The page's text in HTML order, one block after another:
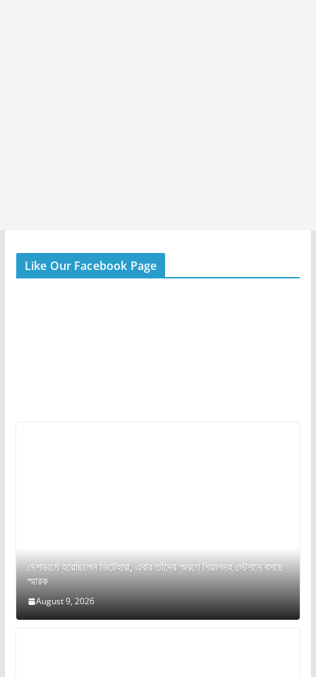
Like Our Facebook Page
দেশভাগে হয়েছিলেন ভিটেহারা, এবার তাঁদের স্মরণে শিয়ালদহ স্টেশনে বসছে
স্মারক
August 9, 2026